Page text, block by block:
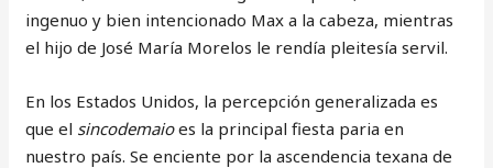
ingenuo y bien intencionado Max a la cabeza, mientras
el hijo de José María Morelos le rendía pleitesía servil.
En los Estados Unidos, la percepción generalizada es
que el sincodemaioes la principal fiesta paria en
nuestro país. Se enciente por la ascendencia texana de